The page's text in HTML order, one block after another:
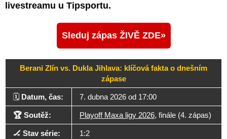
livestreamu u Tipsportu.
Sleduj zápas ŽIVĚ ZDE
Berani Zlín vs. Dukla Jihlava: klíčová fakta o dnešním
zápase
🗓️ Datum, čas: 7. dubna 2026 od 17:00
🏆 Soutěž: Playoff Maxa ligy 2026, finále (4. zápas)
🏒 Stav série: 1:2